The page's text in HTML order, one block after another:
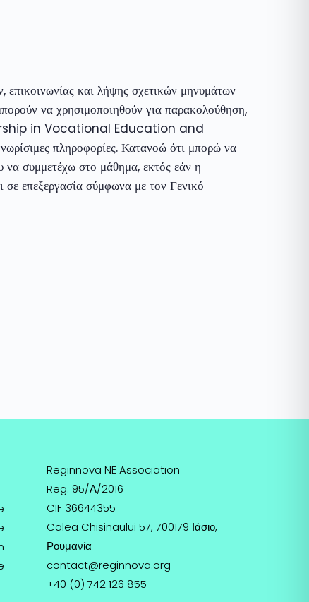
και λήψης σχετικών μηνυμάτων
να χρησιμοποιηθούν για παρακολούθηση,
in Vocational Education and
πληροφορίες. Κατανοώ ότι μπορώ να
να συμμετέχω στο μάθημα, εκτός εάν η
σε επεξεργασία σύμφωνα με τον Γενικό
Reginnova NE Association
Reg. 95/Α/2016
CIF 36644355
Calea Chisinaului 57, 700179 Ιάσιο,
Ρουμανία
contact@reginnova.org
+40 (0) 742 126 855